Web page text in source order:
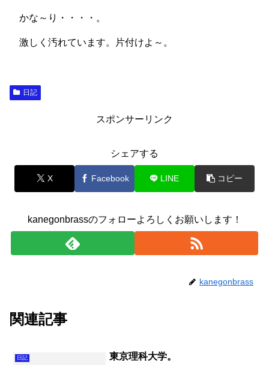
かな～り・・・・。
激しく汚れています。片付けよ～。
日記
スポンサーリンク
シェアする
X Facebook LINE コピー
kanegonbrassのフォローよろしくお願いします！
kanegonbrass
関連記事
日記 東京理科大学。